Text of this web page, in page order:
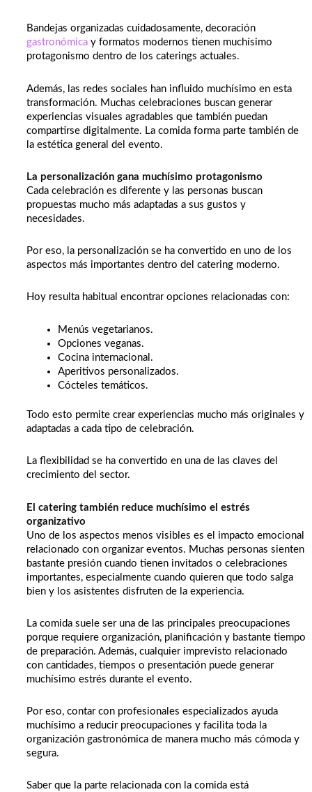
Bandejas organizadas cuidadosamente, decoración
gastronómica y formatos modernos tienen muchísimo
protagonismo dentro de los caterings actuales.
Además, las redes sociales han influido muchísimo en esta
transformación. Muchas celebraciones buscan generar
experiencias visuales agradables que también puedan
compartirse digitalmente. La comida forma parte también de
la estética general del evento.
La personalización gana muchísimo protagonismo
Cada celebración es diferente y las personas buscan
propuestas mucho más adaptadas a sus gustos y
necesidades.
Por eso, la personalización se ha convertido en uno de los
aspectos más importantes dentro del catering moderno.
Hoy resulta habitual encontrar opciones relacionadas con:
Menús vegetarianos.
Opciones veganas.
Cocina internacional.
Aperitivos personalizados.
Cócteles temáticos.
Todo esto permite crear experiencias mucho más originales y
adaptadas a cada tipo de celebración.
La flexibilidad se ha convertido en una de las claves del
crecimiento del sector.
El catering también reduce muchísimo el estrés
organizativo
Uno de los aspectos menos visibles es el impacto emocional
relacionado con organizar eventos. Muchas personas sienten
bastante presión cuando tienen invitados o celebraciones
importantes, especialmente cuando quieren que todo salga
bien y los asistentes disfruten de la experiencia.
La comida suele ser una de las principales preocupaciones
porque requiere organización, planificación y bastante tiempo
de preparación. Además, cualquier imprevisto relacionado
con cantidades, tiempos o presentación puede generar
muchísimo estrés durante el evento.
Por eso, contar con profesionales especializados ayuda
muchísimo a reducir preocupaciones y facilita toda la
organización gastronómica de manera mucho más cómoda y
segura.
Saber que la parte relacionada con la comida está